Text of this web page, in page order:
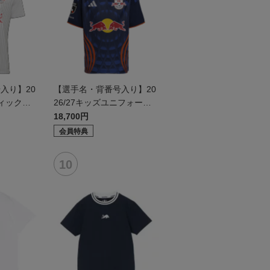
り】20
クユ
【選手名・背番号入り】20
26/27キッズユニフォーム
（フィールド1st）
18,700円
会員特典